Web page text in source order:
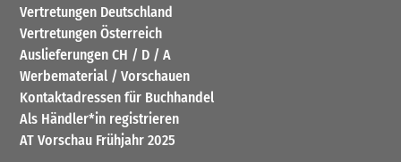
Vertretungen Deutschland
Vertretungen Österreich
Auslieferungen CH / D / A
Werbematerial / Vorschauen
Kontaktadressen für Buchhandel
Als Händler*in registrieren
AT Vorschau Frühjahr 2025